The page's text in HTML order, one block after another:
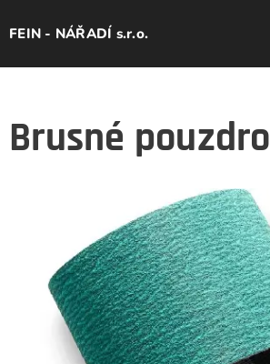
FEIN - NÁŘADÍ s.r.o.
Brusné pouzdro